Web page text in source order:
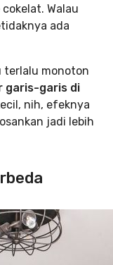
Walau
ada
terlalu monoton
garis-garis di
nih, efeknya
jadi lebih